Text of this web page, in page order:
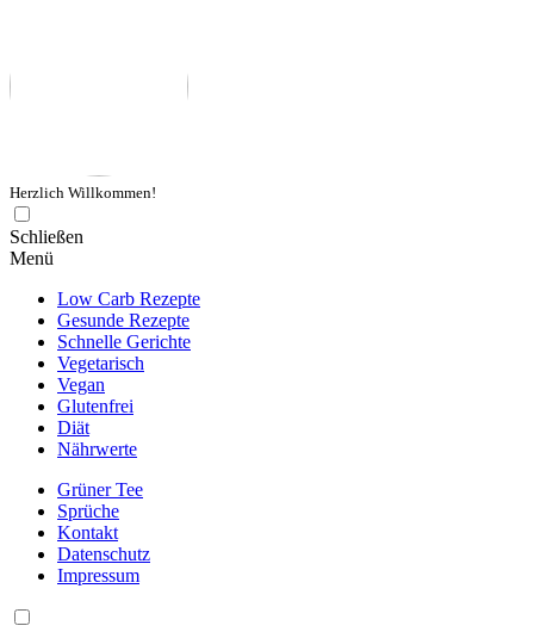
Herzlich Willkommen!
Schließen
Menü
Low Carb Rezepte
Gesunde Rezepte
Schnelle Gerichte
Vegetarisch
Vegan
Glutenfrei
Diät
Nährwerte
Grüner Tee
Sprüche
Kontakt
Datenschutz
Impressum